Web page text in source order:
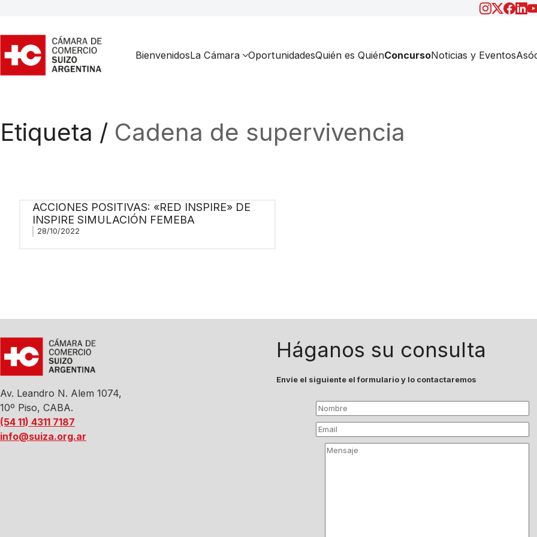
BienvenidosLa Cámara OportunidadesQuién es QuiénConcursoNoticias y Eventos
Etiqueta / Cadena de supervivencia
ACCIONES POSITIVAS: «RED INSPIRE» DE
INSPIRE SIMULACIÓN FEMEBA
28/10/2022
Av. Leandro N. Alem 1074,
10º Piso, CABA.
(54 11) 4311 7187
info@suiza.org.ar
Háganos su consulta
Envíe el siguiente el formulario y lo contactaremos